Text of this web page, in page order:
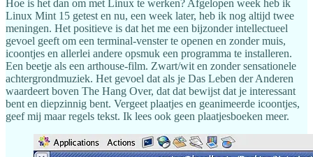
Hoe is het dan om met Linux te werken? Afgelopen week heb ik
Linux Mint 15 getest en nu, een week later, heb ik nog altijd twee
meningen. Het positieve is dat het me een bijzonder intellectueel
gevoel geeft om een terminal-venster te openen en zonder muis,
icoontjes en allerlei andere opsmuk een programma te installeren.
Een beetje als een arthouse-film. Zwart/wit en zonder sensationele
achtergrondmuziek. Het gevoel dat als je Das Leben der Anderen
waardeert boven The Hang Over, dat dat bewijst dat je interessant
bent en diepzinnig bent. Vergeet plaatjes en geanimeerde icoontjes,
geef mij maar regels tekst. Ik lees ook geen plaatjesboeken meer.​​